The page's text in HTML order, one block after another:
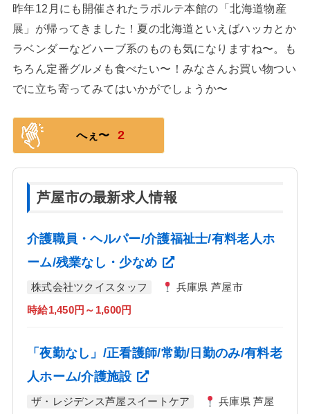
昨年12月にも開催されたラポルテ本館の「北海道物産
展」が帰ってきました！夏の北海道といえばハッカとか
ラベンダーなどハーブ系のものも気になりますね〜。も
ちろん定番グルメも食べたい〜！みなさんお買い物つい
でに立ち寄ってみてはいかがでしょうか〜
へぇ〜 2
芦屋市の最新求人情報
介護職員・ヘルパー/介護福祉士/有料老人ホ
ーム/残業なし・少なめ
株式会社ツクイスタッフ 兵庫県 芦屋市
時給1,450円～1,600円
「夜勤なし」/正看護師/常勤/日勤のみ/有料老
人ホーム/介護施設
ザ・レジデンス芦屋スイートケア
兵庫県 芦屋